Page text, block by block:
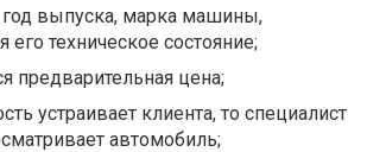
год выпуска, марка машины,
его техническое состояние;
предварительная цена;
устраивает клиента, то специалист
автомобиль;